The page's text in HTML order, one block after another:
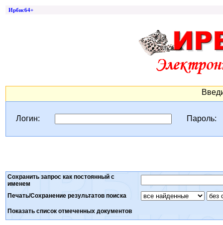
Ирбис64+
Логин: Пароль:
Сохранить запрос как постоянный с
именем
Печать/Сохранение результатов поиска
Показать список отмеченных документов